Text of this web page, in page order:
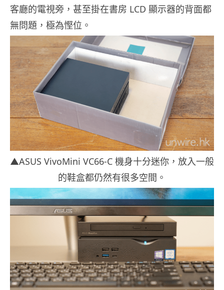
客廳的電視旁，甚至掛在書房 LCD 顯示器的背面都
無問題，極為慳位。
▲ASUS VivoMini VC66-C 機身十分迷你，放入一般
的鞋盒都仍然有很多空間。